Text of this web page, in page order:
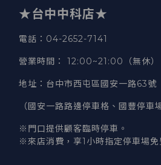
★台中中科店★
電話 ：04-2652-7141
營業時間 ： 12:00~21:00（無休）
地址 ：台中市西屯區國安一路63號
（國安一路路邊停車格、國豐停車
※門口提供顧客臨時停車。
※來店消費，享1小時指定停車場免